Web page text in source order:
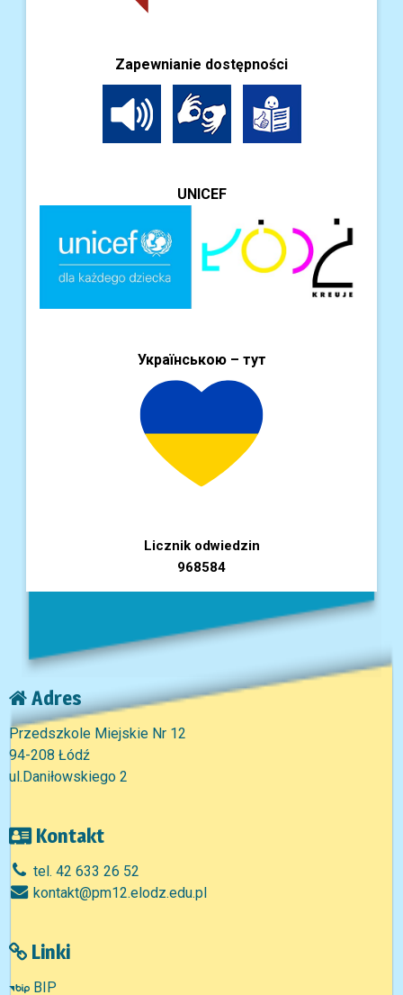
Zapewnianie dostępności
UNICEF
Українською – тут
Licznik odwiedzin
968584
Adres
Przedszkole Miejskie Nr 12
94-208 Łódź
ul.Daniłowskiego 2
Kontakt
tel. 42 633 26 52
kontakt@pm12.elodz.edu.pl
Linki
BIP